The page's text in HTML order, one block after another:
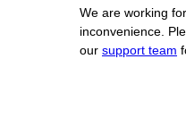
We are working
inconvenience.
our support team